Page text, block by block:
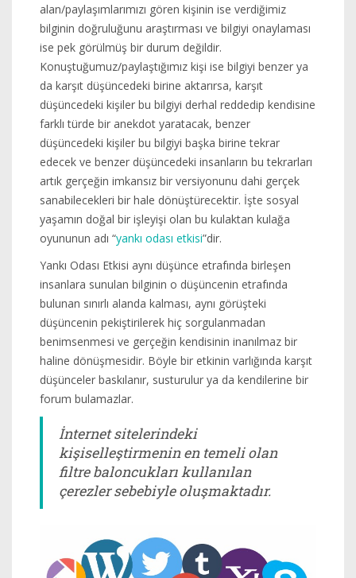
alan/paylaşımlarımızı gören kişinin ise verdiğimiz
bilginin doğruluğunu araştırması ve bilgiyi onaylaması
ise pek görülmüş bir durum değildir.
Konuştuğumuz/paylaştığımız kişi ise bilgiyi benzer ya
da karşıt düşüncedeki birine aktarırsa, karşıt
düşüncedeki kişiler bu bilgiyi derhal reddedip kendisine
farklı türde bir anekdot yaratacak, benzer
düşüncedeki kişiler bu bilgiyi başka birine tekrar
edecek ve benzer düşüncedeki insanların bu tekrarları
artık gerçeğin imkansız bir versiyonunu dahi gerçek
sanabilecekleri bir hale dönüştürecektir. İşte sosyal
yaşamın doğal bir işleyişi olan bu kulaktan kulağa
oyununun adı “yankı odası etkisi”dir.
Yankı Odası Etkisi aynı düşünce etrafında birleşen
insanlara sunulan bilginin o düşüncenin etrafında
bulunan sınırlı alanda kalması, aynı görüşteki
düşüncenin pekiştirilerek hiç sorgulanmadan
benimsenmesi ve gerçeğin kendisinin inanılmaz bir
haline dönüşmesidir. Böyle bir etkinin varlığında karşıt
düşünceler baskılanır, susturulur ya da kendilerine bir
forum bulamazlar.
İnternet sitelerindeki
kişiselleştirmenin en temeli olan
filtre baloncukları kullanılan
çerezler sebebiyle oluşmaktadır.